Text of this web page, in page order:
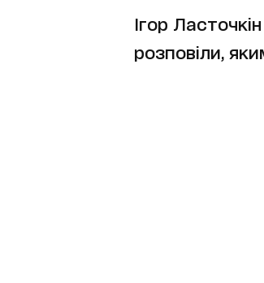
Ігор
розповіли,